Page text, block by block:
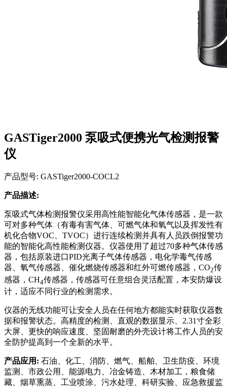
GASTiger2000 泵吸式便携光气检测报警
仪
产品型号: GASTiger2000-COCL2
产品描述:
泵吸式气体检测报警仪采用高性能智能化气体传感器，是一款
可对多种气体（有毒有害气体、可燃气体和氧气以及挥发性有
机化合物VOC、TVOC）进行连续检测并具有人员跌倒报警功
能的智能化高性能检测仪器。仪器使用了超过70多种气体传感
器，包括原装进口PID光离子气体传感器，电化学毒气传感
器、氧气传感器、催化燃烧传感器和红外可燃传感器，CO2传
感器，CH4传感器，传感器可任意组合灵活配置，本安防爆设
计，适应不同行业的检测需求。
仪器的无线功能可让安全人员在任何地方都能实时获取仪器数
据和报警状态。高精度的检测、直观的数据显示、2.31寸全彩
大屏、更快的响应速度、坚固耐磨的外壳设计将工作人员的安
全防护提高到一个全新的水平。
产品应用: 石油、化工、消防、燃气、船舶、卫生防疫、环境
监测、市政公用、能源电力、冶金铸造、木材加工，粮食储
藏、烟草熏蒸、工业喷涂、污水处理、科研实验、应急救援监